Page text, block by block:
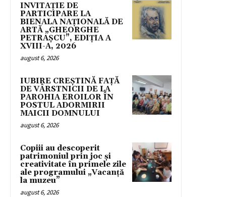
INVITAȚIE DE
PARTICIPARE LA
BIENALA NAȚIONALĂ DE
ARTĂ „GHEORGHE
PETRAȘCU”, EDIŢIA A
XVIII-A, 2026
august 6, 2026
IUBIRE CREȘTINĂ FAȚĂ
DE VÂRSTNICII DE LA
PAROHIA EROILOR ÎN
POSTUL ADORMIRII
MAICII DOMNULUI
august 6, 2026
Copiii au descoperit
patrimoniul prin joc și
creativitate în primele zile
ale programului „Vacanță
la muzeu”
august 6, 2026